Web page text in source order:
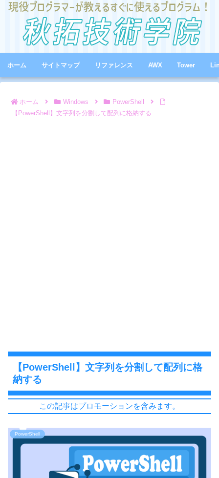
ホーム サイトマップ リファレンス AWX Tower
ホーム Windows
PowerShell
【PowerShell】文字列を分割して配列に格納する
【PowerShell】文字列を分割して配列に格
納する
この記事はプロモーションを含みます。
PowerShell